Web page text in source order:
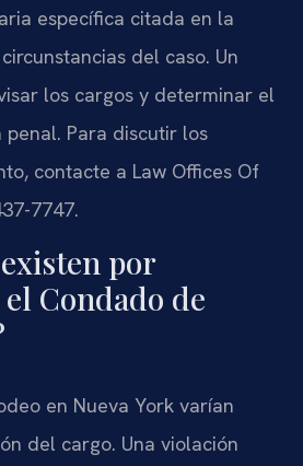
específica citada en la
del caso. Un
los cargos y determinar el
Para discutir los
contacte a Law Offices Of
7747.
por
Condado de
en Nueva York varían
del cargo. Una violación